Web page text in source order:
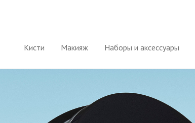
Кисти Макияж Наборы и аксессуары